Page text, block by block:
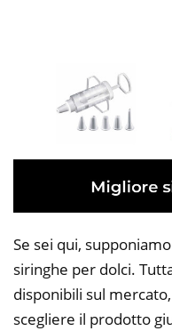
Se sei qui,
siringhe per dolci.
disponibili sul
scegliere il prodotto